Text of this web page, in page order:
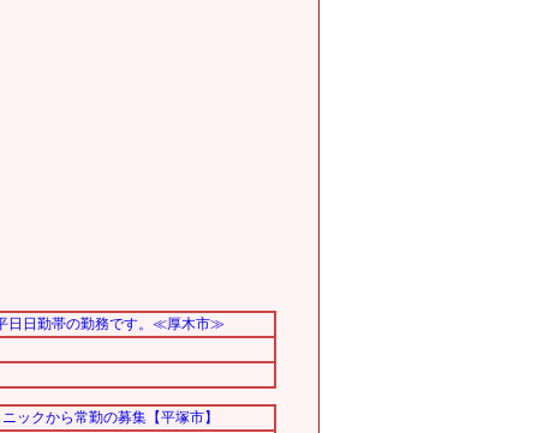
日日勤帯の勤務です。≪厚木市≫
ックから常勤の募集【平塚市】